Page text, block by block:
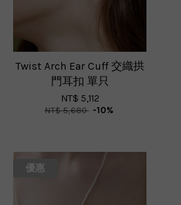
Twist Arch Ear Cuff 交織拱
門耳扣 單只
NT$ 5,112
NT$ 5,680 -10%
優惠